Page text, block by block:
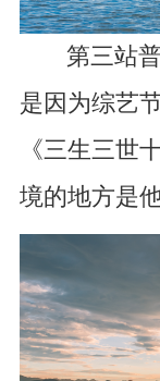
第三站
是因为综艺
《三生三世
境的地方是